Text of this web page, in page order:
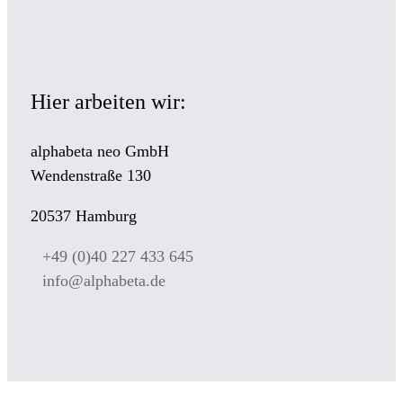
Hier arbeiten wir:
alphabeta neo GmbH
Wendenstraße 130
20537 Hamburg
+49 (0)40 227 433 645
info@alphabeta.de